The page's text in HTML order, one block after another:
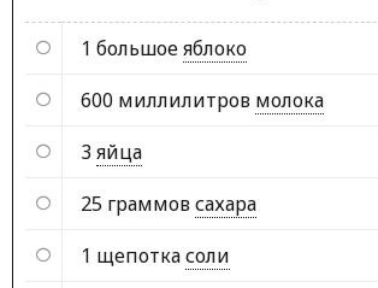
1 большоеяблоко
600 миллилитров молока
3 яйца
25 граммовсахара
1 щепоткасоли